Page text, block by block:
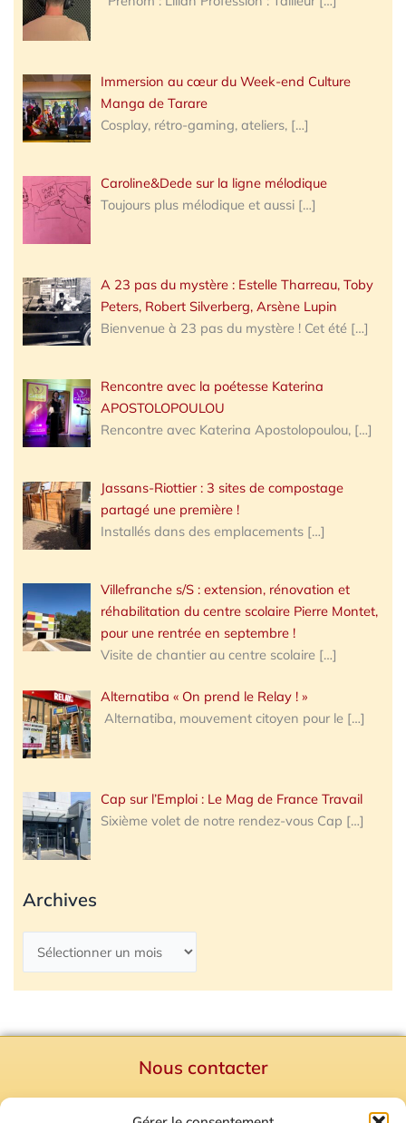
Immersion au cœur du Week-end Culture
Manga de Tarare
Cosplay, rétro-gaming, ateliers, […]
Caroline&Dede sur la ligne mélodique
Toujours plus mélodique et aussi […]
A 23 pas du mystère : Estelle Tharreau, Toby
Peters, Robert Silverberg, Arsène Lupin
Bienvenue à 23 pas du mystère ! Cet été […]
Rencontre avec la poétesse Katerina
APOSTOLOPOULOU
Rencontre avec Katerina Apostolopoulou, […]
Jassans-Riottier : 3 sites de compostage
partagé une première !
Installés dans des emplacements […]
Villefranche s/S : extension, rénovation et
réhabilitation du centre scolaire Pierre Montet,
pour une rentrée en septembre !
Visite de chantier au centre scolaire […]
Alternatiba « On prend le Relay ! »
Alternatiba, mouvement citoyen pour le […]
Cap sur l’Emploi : Le Mag de France Travail
Sixième volet de notre rendez-vous Cap […]
Archives
Nous contacter